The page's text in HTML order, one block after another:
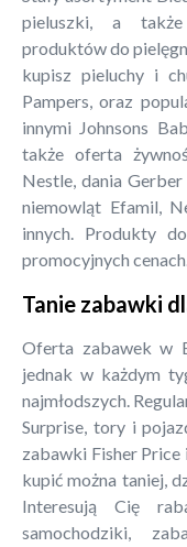
pieluszki, a także
produktów do
kupisz pieluchy i
Pampers, oraz
innymi Johnsons
także oferta
Nestle, dania
niemowląt Efamil,
innych. Produkty
promocyjnych
Tanie zabawki
Oferta zabawek w
jednak w każdym
najmłodszych.
Surprise, tory i
zabawki Fisher
kupić można taniej,
Interesują Cię
samochodziki,